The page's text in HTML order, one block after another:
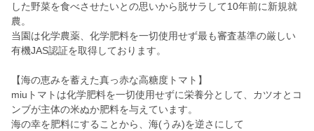
した野菜を食べさせたいとの思いから脱サラして10年前に新規就
農。
当園は化学農薬、化学肥料を一切使用せず最も審査基準の厳しい
有機JAS認証を取得しております。
【海の恵みを蓄えた真っ赤な高糖度トマト】
miuトマトは化学肥料を一切使用せずに栄養分として、カツオとコ
ンブが主体の米ぬか肥料を与えています。
海の幸を肥料にすることから、海(うみ)を逆さにして